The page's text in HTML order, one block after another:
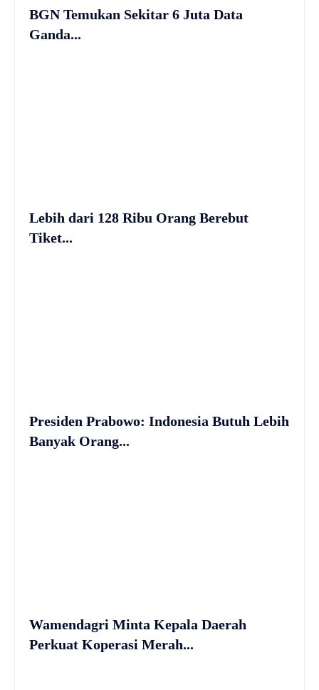
BGN Temukan Sekitar 6 Juta Data
Ganda...
Lebih dari 128 Ribu Orang Berebut
Tiket...
Presiden Prabowo: Indonesia Butuh Lebih
Banyak Orang...
Wamendagri Minta Kepala Daerah
Perkuat Koperasi Merah...